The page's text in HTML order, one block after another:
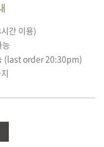
간 이용)
능
(last order 20:30pm)